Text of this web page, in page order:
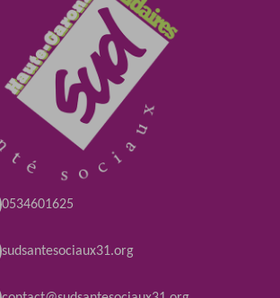
0534601625
sudsantesociaux31.org